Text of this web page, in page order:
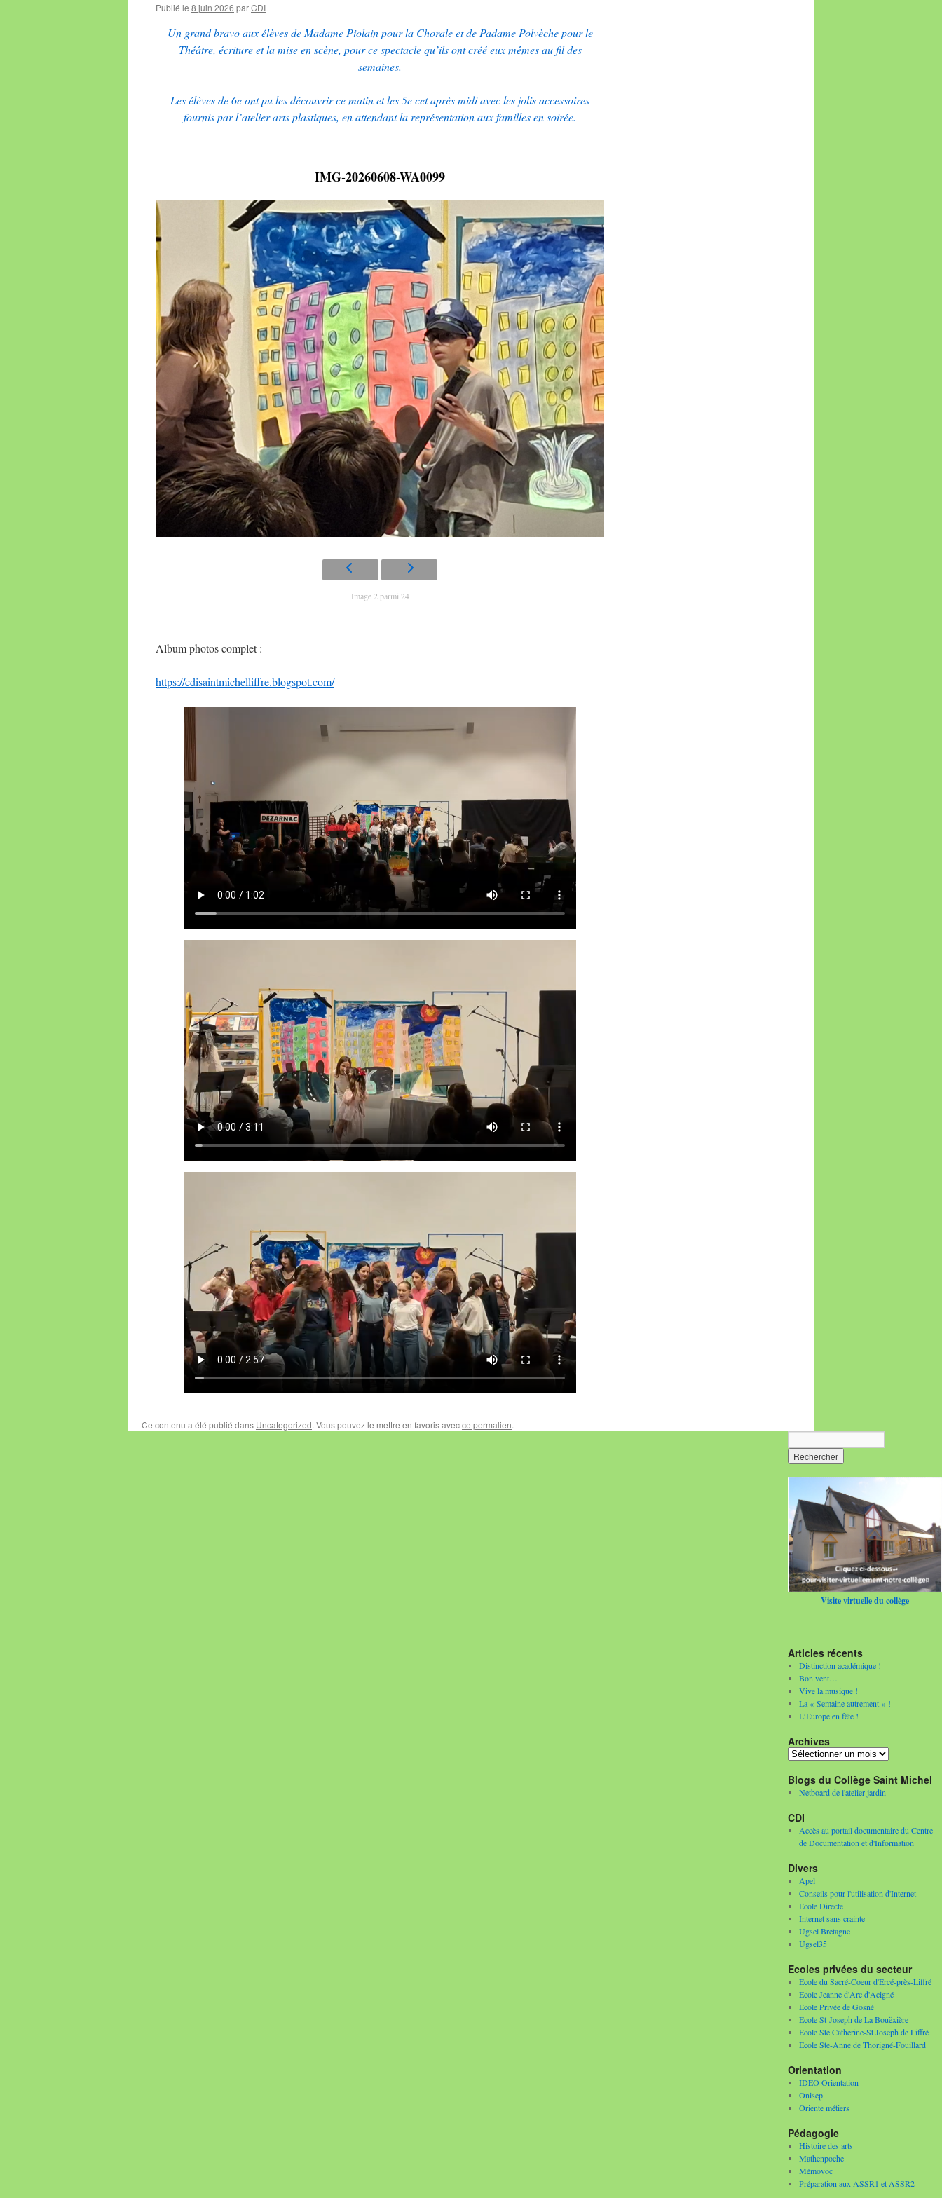
Publié le 8 juin 2026 parCDI
Un grand bravo aux élèves de Madame Piolain pour la Chorale et de Padame Polvèche pour le
Théâtre, écriture et la mise en scène, pour ce spectacle qu’ils ont créé eux mêmes au fil des
semaines.
Les élèves de 6e ont pu les découvrir ce matin et les 5e cet après midi avec les jolis accessoires
fournis par l’atelier arts plastiques, en attendant la représentation aux familles en soirée.
IMG-20260608-WA0099
Image 2 parmi 24
Album photos complet :
https://cdisaintmichelliffre.blogspot.com/
Ce contenu a été publié dans Uncategorized. Vous pouvez le mettre en favoris avecce permalien.
Visite virtuelle du collège
Articles récents
Distinction académique !
Bon vent…
Vive la musique !
La « Semaine autrement » !
L’Europe en fête !
Archives
Archives
Blogs du Collège Saint Michel
Netboard de l'atelier jardin
CDI
Accès au portail documentaire du Centre
de Documentation et d'Information
Divers
Apel
Conseils pour l'utilisation d'Internet
Ecole Directe
Internet sans crainte
Ugsel Bretagne
Ugsel35
Ecoles privées du secteur
Ecole du Sacré-Coeur d'Ercé-près-Liffré
Ecole Jeanne d'Arc d'Acigné
Ecole Privée de Gosné
Ecole St-Joseph de La Bouëxière
Ecole Ste Catherine-St Joseph de Liffré
Ecole Ste-Anne de Thorigné-Fouillard
Orientation
IDEO Orientation
Onisep
Oriente métiers
Pédagogie
Histoire des arts
Mathenpoche
Mémovoc
Préparation aux ASSR1 et ASSR2